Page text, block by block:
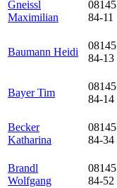
Gneissl
Maximilian
08145
84-11
Baumann Heidi
08145
84-13
Bayer Tim
08145
84-14
Becker
Katharina
08145
84-34
Brandl
Wolfgang
08145
84-52